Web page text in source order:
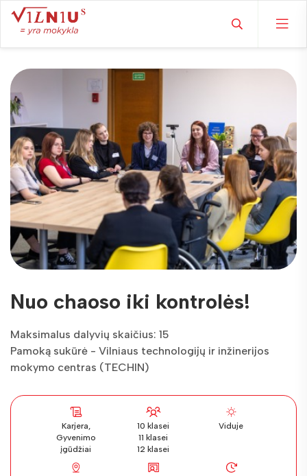
Nuo chaoso iki kontrolės!
Maksimalus dalyvių skaičius: 15
Pamoką sukūrė - Vilniaus technologijų ir inžinerijos
mokymo centras (TECHIN)
Karjera,
Gyvenimo
įgūdžiai
10 klasei
11 klasei
12 klasei
Viduje